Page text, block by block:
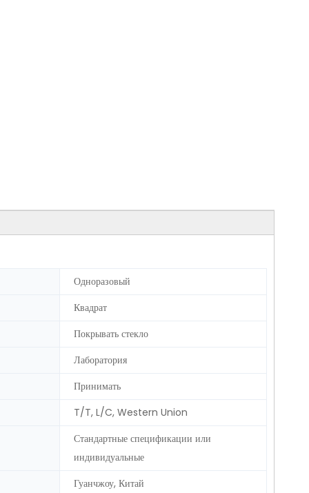
Одноразовый
Квадрат
Покрывать стекло
Лаборатория
Принимать
T/T, L/C, Western Union
Стандартные спецификации или
индивидуальные
Гуанчжоу, Китай